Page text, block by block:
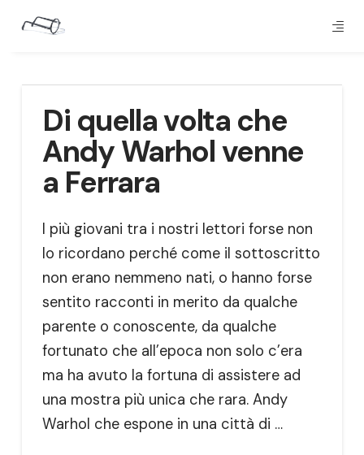
Di quella volta che
Andy Warhol venne
a Ferrara
I più giovani tra i nostri lettori forse non
lo ricordano perché come il sottoscritto
non erano nemmeno nati, o hanno forse
sentito racconti in merito da qualche
parente o conoscente, da qualche
fortunato che all’epoca non solo c’era
ma ha avuto la fortuna di assistere ad
una mostra più unica che rara. Andy
Warhol che espone in una città di …